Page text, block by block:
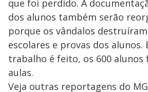
V
i
M
u
d
o
que foi perdido. A
dos alunos também serão
porque os vândalos
escolares e provas dos alunos.
trabalho é feito, os 600 alunos
aulas.
Veja outras reportagens do